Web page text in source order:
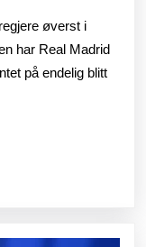
øverst i
har Real Madrid
på endelig blitt